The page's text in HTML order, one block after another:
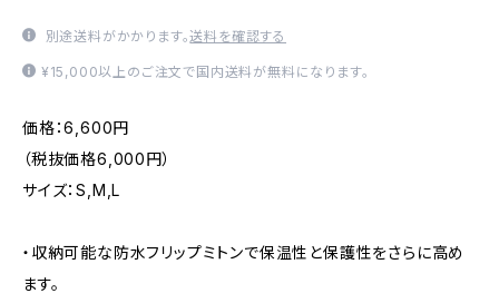
別途送料がかかります。送料を確認する
¥15,000以上のご注文で国内送料が無料になります。
価格：6,600円
（税抜価格6,000円）
サイズ：S,M,L
・収納可能な防水フリップミトンで保温性と保護性をさらに高め
ます。